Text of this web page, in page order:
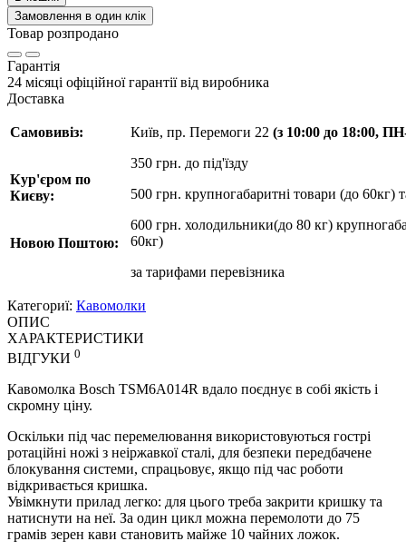
Замовлення в один клік
Товар розпродано
Гарантія
24 місяці офіційної гарантії від виробника
Доставка
Самовивіз:
Кур'єром по
Києву:
Новою Поштою:
Київ, пр. Перемоги 22 (з 10:00 до 18:00,
350 грн. до під'їзду
500 грн. крупногабаритні товари (до 60кг)
600 грн. холодильники(до 80 кг)
60кг)
за тарифами перевізника
Категориї: Кавомолки
ОПИС
ХАРАКТЕРИСТИКИ
ВІДГУКИ 0
Кавомолка Bosch TSM6A014R вдало поєднує в собі якість і
скромну ціну.
Оскільки під час перемелювання використовуються гострі
ротаційні ножі з неіржавкої сталі, для безпеки передбачене
блокування системи, спрацьовує, якщо під час роботи
відкривається кришка.
Увімкнути прилад легко: для цього треба закрити кришку та
натиснути на неї. За один цикл можна перемолоти до 75
грамів зерен кави становить майже 10 чайних ложок.